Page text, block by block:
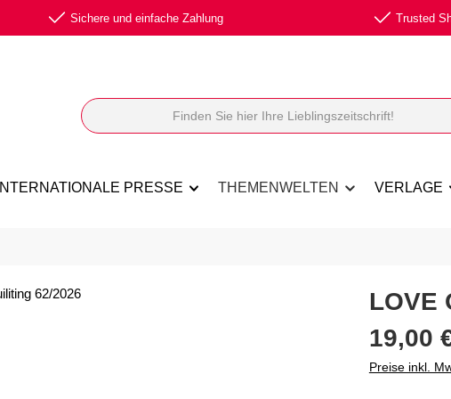
Sichere und einfache Zahlung Trusted
INTERNATIONALE PRESSE THEMENWELTEN VERLAGE
LOVE
Regulärer
19,00
Preise inkl.